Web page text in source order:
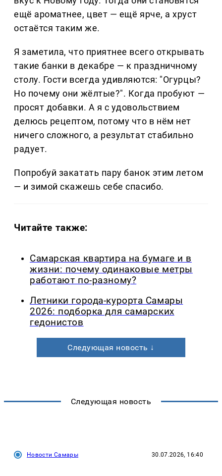
ещё ароматнее, цвет — ещё ярче, а хруст
остаётся таким же.
Я заметила, что приятнее всего открывать
такие банки в декабре — к праздничному
столу. Гости всегда удивляются: "Огурцы?
Но почему они жёлтые?". Когда пробуют —
просят добавки. А я с удовольствием
делюсь рецептом, потому что в нём нет
ничего сложного, а результат стабильно
радует.
Попробуй закатать пару банок этим летом
— и зимой скажешь себе спасибо.
Читайте также:
Самарская квартира на бумаге и в
жизни: почему одинаковые метры
работают по-разному?
Летники города-курорта Самары
2026: подборка для самарских
гедонистов
Следующая новость ↓
Следующая новость
Новости Самары 30.07.2026, 16:40